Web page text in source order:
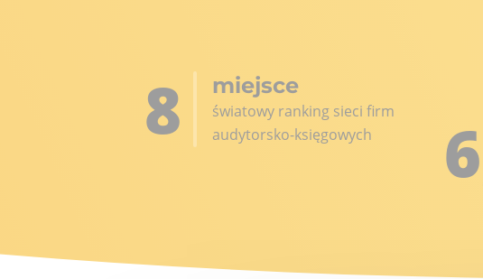
8 miejsce
światowy ranking sieci firm
audytorsko-księgowych
6